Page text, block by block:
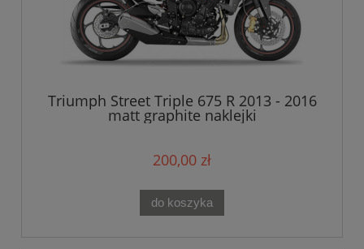
Triumph Street Triple 675 R 2013 - 2016
matt graphite naklejki
200,00 zł
do koszyka